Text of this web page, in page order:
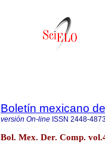
Boletín mexicano
versión On-line ISSN 2448-
Bol. Mex. Der. Comp.